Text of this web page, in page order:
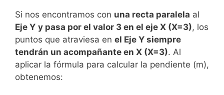
Si nos encontramos con una recta paralela al
Eje Y y pasa por el valor 3 en el eje X (X=3), los
puntos que atraviesa en el Eje Y siempre
tendrán un acompañante en X (X=3). Al
aplicar la fórmula para calcular la pendiente (m),
obtenemos: